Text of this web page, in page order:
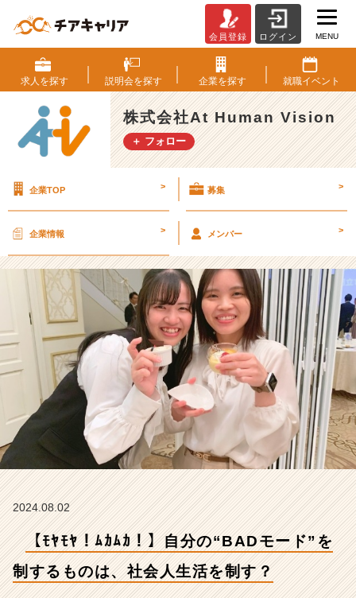
ﾔ
ﾓ
ﾔ！
ﾑ
ｶ
ﾑ
の“B
モ
ド”を
制
す
る
も
の
は、
会
人
生
【株
式
会
会員登録 ログイン MENU
求人を探す 説明会を探す 企業を探す 就職イベント
株式会社At Human Vision
＋ フォロー
企業TOP > 募集 >
企業情報 > メンバー >
2024.08.02
【ﾓﾔﾓﾔ！ﾑｶﾑｶ！】自分の“BADモード”を
制するものは、社会人生活を制す？